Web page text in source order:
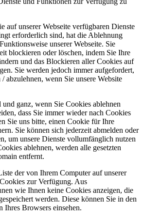
auf unserer Webseite verfügbaren Dienste
erforderlich sind, hat die Ablehnung
unserer Webseite. Sie
blockieren oder löschen, indem Sie Ihre
und das Blockieren aller Cookies auf
Sie werden jedoch immer aufgefordert,
abzulehnen, wenn Sie unsere Website
ganz, wenn Sie Cookies ablehnen
dass Sie immer wieder nach Cookies
Sie uns bitte, einen Cookie für Ihre
Sie können sich jederzeit abmelden oder
um unsere Dienste vollumfänglich nutzen
ablehnen, werden alle gesetzten
entfernt.
der von Ihrem Computer auf unserer
zur Verfügung. Aus
wie Ihnen keine Cookies anzeigen, die
werden. Diese können Sie in den
Ihres Browsers einsehen.